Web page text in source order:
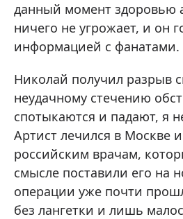
данный момент здоровью
ничего не угрожает, и он
информацией с фанатами.
Николай получил разрыв
неудачному стечению
спотыкаются и падают, я
Артист лечился в Москве
российским врачам,
смысле поставили его на
операции уже почти
без лангетки и лишь